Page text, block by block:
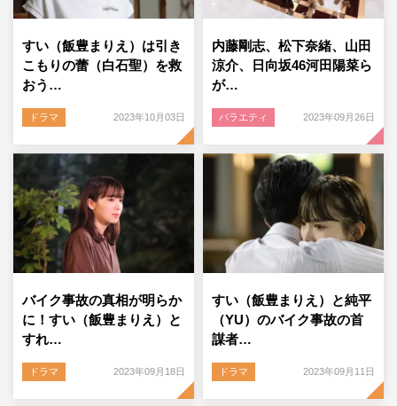
すい（飯豊まりえ）は引き
こもりの蕾（白石聖）を救
おう…
ドラマ 2023年10月03日
内藤剛志、松下奈緒、山田
涼介、日向坂46河田陽菜ら
が…
バラエティ 2023年09月26日
バイク事故の真相が明らか
に！すい（飯豊まりえ）と
すれ…
ドラマ 2023年09月18日
すい（飯豊まりえ）と純平
（YU）のバイク事故の首
謀者…
ドラマ 2023年09月11日